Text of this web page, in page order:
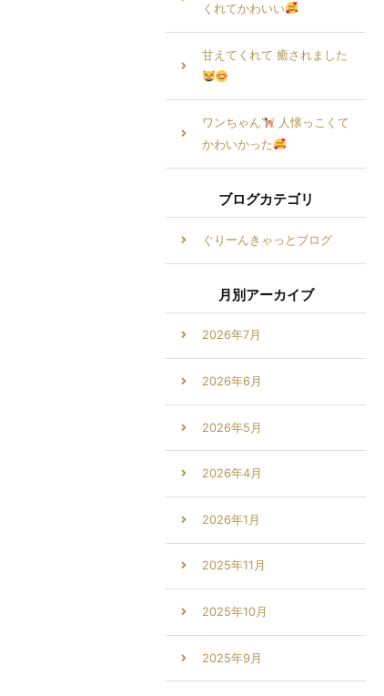
くれてかわいい
甘えてくれて 癒されました
ワンちゃん
人懐っこくて
かわいかった
ブログカテゴリ
ぐりーんきゃっとブログ
月別アーカイブ
2026年7月
2026年6月
2026年5月
2026年4月
2026年1月
2025年11月
2025年10月
2025年9月